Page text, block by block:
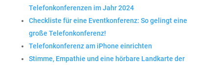
Telefonkonferenzen im Jahr 2024
Checkliste für eine Eventkonferenz: So gelingt eine
große Telefonkonferenz!
Telefonkonferenz am iPhone einrichten
Stimme, Empathie und eine hörbare Landkarte der